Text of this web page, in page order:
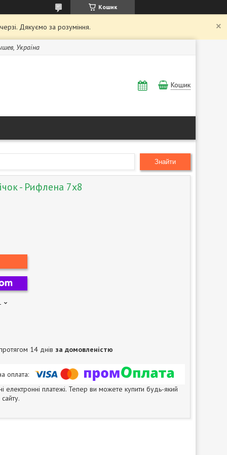
Кошик
Дякуємо за розуміння.
Україна
Кошик
Знайти
- Рифлена 7х8
14 днів за домовленістю
електронні платежі. Тепер ви можете купити будь-який